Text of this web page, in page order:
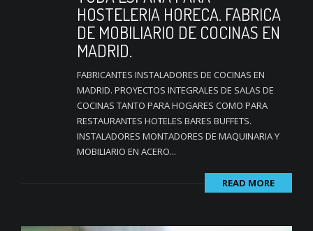
HOSTELERIA HORECA. FABRICA
DE MOBILIARIO DE COCINAS EN
MADRID.
FABRICANTES INSTALADORES DE COCINAS EN
MADRID. PROYECTOS INTEGRALES DE SALAS DE
COCINAS TANTO PARA HOGARES COMO PARA
RESTAURANTES HOTELES BARES BUFFETS.
INSTALADORES MONTADORES DE MAQUINARIA Y
MOBILIARIO EN ACERO...
READ MORE